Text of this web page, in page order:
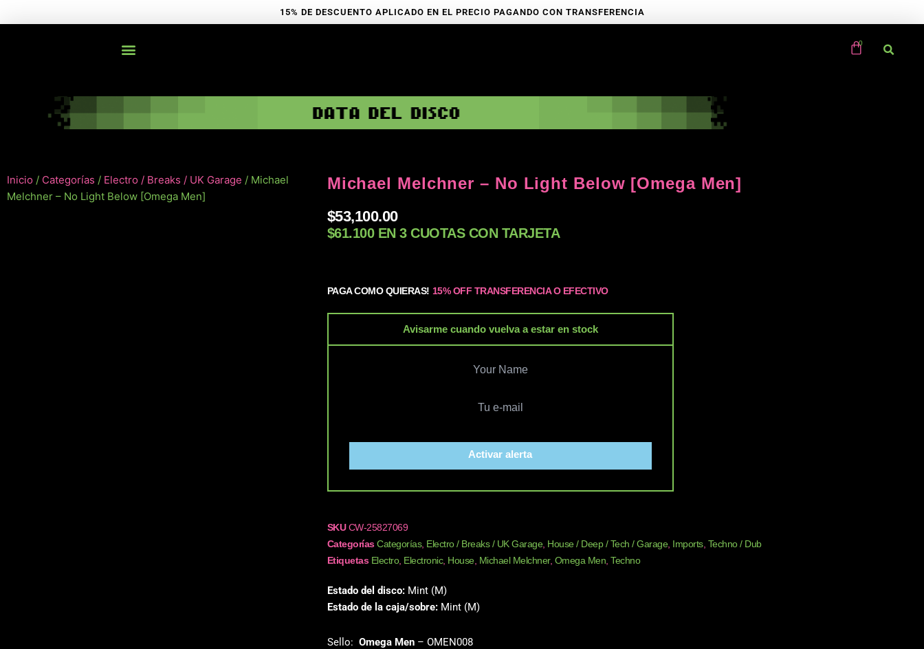
al
15% DE DESCUENTO APLICADO EN EL PRECIO PAGANDO CON TRANSFERENCIA
Inicio / Categorías / Electro / Breaks / UK Garage / Michael
Melchner – No Light Below [Omega Men]
Michael Melchner – No Light Below [Omega Men]
$53,100.00
$61.100 EN 3 CUOTAS CON TARJETA
PAGA COMO QUIERAS! 15% OFF TRANSFERENCIA O EFECTIVO
Avisarme cuando vuelva a estar en stock
Activar alerta
SKUCW-25827069
Categorías Categorías, Electro / Breaks / UK Garage, House / Deep / Tech / Garage, Imports, Techno / Dub
Etiquetas Electro, Electronic, House, Michael Melchner, Omega Men,Techno
Estado del disco:Mint (M)
Estado de la caja/sobre:Mint (M)
Sello: Omega Men‎– OMEN008